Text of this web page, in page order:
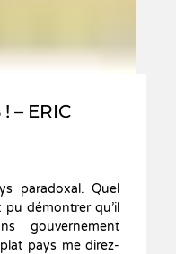
– ERIC
paradoxal. Quel
démontrer qu’il
gouvernement
pays me direz-